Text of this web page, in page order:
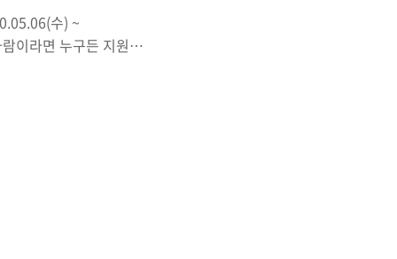
수) ~
이라면 누구든 지원할
양하면서 많은 경험을